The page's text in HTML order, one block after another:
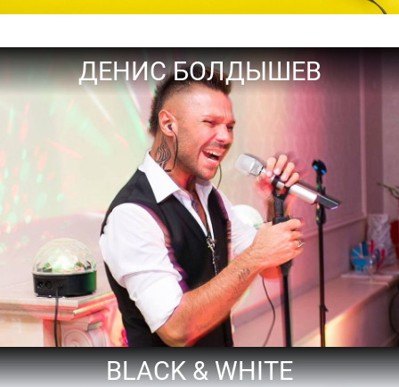
ДЕНИС БОЛДЫШЕВ
BLACK & WHITE